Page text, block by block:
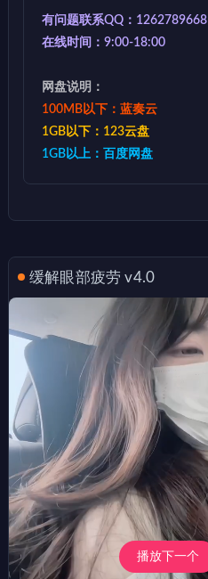
有问题联系QQ：1262789668
在线时间：9:00-18:00
网盘说明：
100MB以下：蓝奏云
1GB以下：123云盘
1GB以上：百度网盘
缓解眼部疲劳 v4.0
播放下一个